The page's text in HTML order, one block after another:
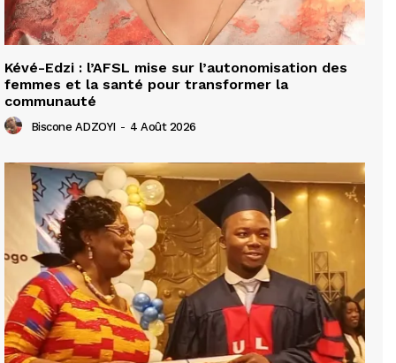
Kévé-Edzi : l’AFSL mise sur l’autonomisation des
femmes et la santé pour transformer la
communauté
Biscone ADZOYI - 4 Août 2026